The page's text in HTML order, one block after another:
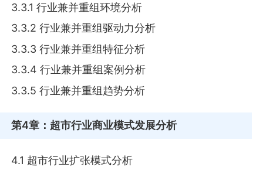
3.3.1 行业兼并重组环境分析
3.3.2 行业兼并重组驱动力分析
3.3.3 行业兼并重组特征分析
3.3.4 行业兼并重组案例分析
3.3.5 行业兼并重组趋势分析
第4章 ：超市行业商业模式发展分析
4.1 超市行业扩张模式分析